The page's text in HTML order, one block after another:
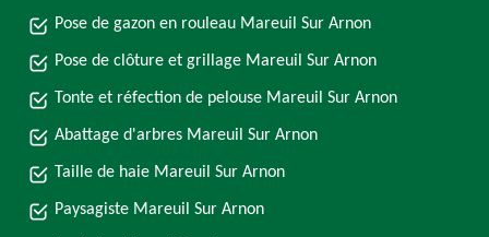
Pose de gazon en rouleau Mareuil Sur Arnon
Pose de clôture et grillage Mareuil Sur Arnon
Tonte et réfection de pelouse Mareuil Sur Arnon
Abattage d'arbres Mareuil Sur Arnon
Taille de haie Mareuil Sur Arnon
Paysagiste Mareuil Sur Arnon